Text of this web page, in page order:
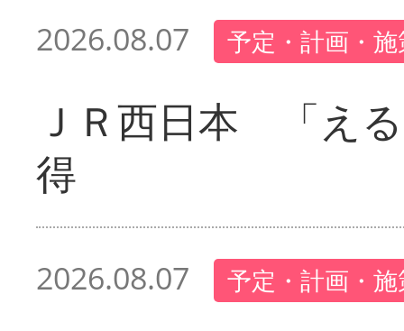
2026.08.07 予定・計画・
ＪＲ西日本 「え
得
2026.08.07 予定・計画・